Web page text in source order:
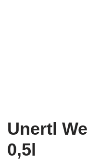
Unertl
0,5l